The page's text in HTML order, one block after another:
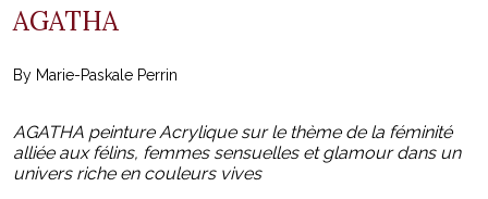
AGATHA
By Marie-Paskale Perrin
AGATHA peinture Acrylique sur le thème de la féminité
alliée aux félins, femmes sensuelles et glamour dans un
univers riche en couleurs vives